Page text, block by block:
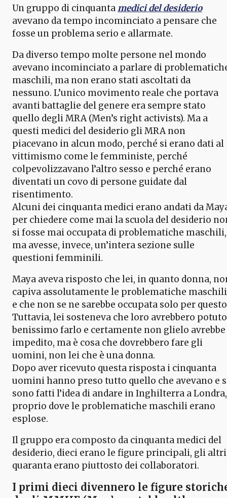
Un gruppo di cinquantamedici del desiderio
avevano da tempo incominciato a pensare che
fosse un problema serio e allarmate.
Da diverso tempo molte persone nel mondo
avevano incominciato a parlare di
maschili, ma non erano stati ascoltati da
nessuno. L’unico movimento reale che portava
avanti battaglie del genere era sempre stato
quello degli MRA (Men’s right activists). Ma a
questi medici del desiderio gli MRA non
piacevano in alcun modo, perché si erano dati al
vittimismo come le femministe, perché
colpevolizzavano l’altro sesso e perché erano
diventati un covo di persone guidate dal
risentimento.
Alcuni dei cinquanta medici erano andati da
per chiedere come mai la scuola del desiderio
si fosse mai occupata di problematiche maschili,
ma avesse, invece, un’intera sezione sulle
questioni femminili.
Maya aveva risposto che lei, in quanto donna,
capiva assolutamente le problematiche maschili
e che non se ne sarebbe occupata solo per
Tuttavia, lei sosteneva che loro avrebbero potuto
benissimo farlo e certamente non glielo avrebbe
impedito, ma è cosa che dovrebbero fare gli
uomini, non lei che è una donna.
Dopo aver ricevuto questa risposta i cinquanta
uomini hanno preso tutto quello che avevano e
sono fatti l’idea di andare in Inghilterra a Londra,
proprio dove le problematiche maschili erano
esplose.
Il gruppo era composto da cinquanta medici del
desiderio, dieci erano le figure principali, gli altri
quaranta erano piuttosto dei collaboratori.
I primi dieci divennero le figure